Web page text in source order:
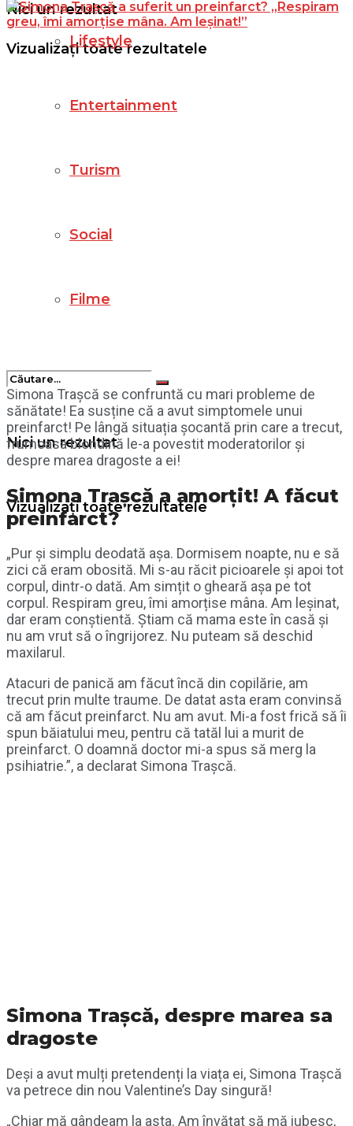
Nici un rezultat
Vizualizați toate rezultatele
Lifestyle
Entertainment
Turism
Social
Filme
Nici un rezultat
Vizualizați toate rezultatele
Simona Trașcă se confruntă cu mari probleme de
sănătate! Ea susține că a avut simptomele unui
preinfarct! Pe lângă situația șocantă prin care a trecut,
frumoasa blondină le-a povestit moderatorilor și
despre marea dragoste a ei!
Simona Trașcă a amorțit! A făcut
preinfarct?
„Pur și simplu deodată așa. Dormisem noapte, nu e să
zici că eram obosită. Mi s-au răcit picioarele și apoi tot
corpul, dintr-o dată. Am simțit o gheară așa pe tot
corpul. Respiram greu, îmi amorțise mâna. Am leșinat,
dar eram conștientă. Știam că mama este în casă și
nu am vrut să o îngrijorez. Nu puteam să deschid
maxilarul.
Atacuri de panică am făcut încă din copilărie, am
trecut prin multe traume. De datat asta eram convinsă
că am făcut preinfarct. Nu am avut. Mi-a fost frică să îi
spun băiatului meu, pentru că tatăl lui a murit de
preinfarct. O doamnă doctor mi-a spus să merg la
psihiatrie.”, a declarat Simona Trașcă.
Simona Trașcă, despre marea sa
dragoste
Deși a avut mulți pretendenți la viața ei, Simona Trașcă
va petrece din nou Valentine’s Day singură!
„Chiar mă gândeam la asta. Am învățat să mă iubesc,